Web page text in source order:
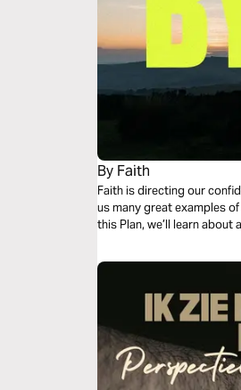
By Faith
Faith is directing our
us many great examples
this Plan, we’ll learn